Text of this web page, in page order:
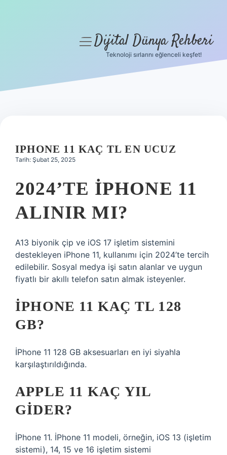
Hakkımızda
menüyüDijital Dünya Rehberi
Teknoloji sırlarını eğlenceli keşfet!
IPHONE 11 KAÇ TL EN UCUZ
Tarih: Şubat 25, 2025
2024’TE IPHONE 11
ALINIR MI?
A13 biyonik çip ve iOS 17 işletim sistemini
destekleyen iPhone 11, kullanımı için 2024’te tercih
edilebilir. Sosyal medya işi satın alanlar ve uygun
fiyatlı bir akıllı telefon satın almak isteyenler.
IPHONE 11 KAÇ TL 128
GB?
İPhone 11 128 GB aksesuarları en iyi siyahla
karşılaştırıldığında.
APPLE 11 KAÇ YIL
GIDER?
İPhone 11. İPhone 11 modeli, örneğin, iOS 13 (işletim
sistemi), 14, 15 ve 16 işletim sistemi